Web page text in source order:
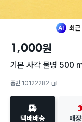
최
1,000원
기본 사각 물병 500
품번 10122282
택배배송 매